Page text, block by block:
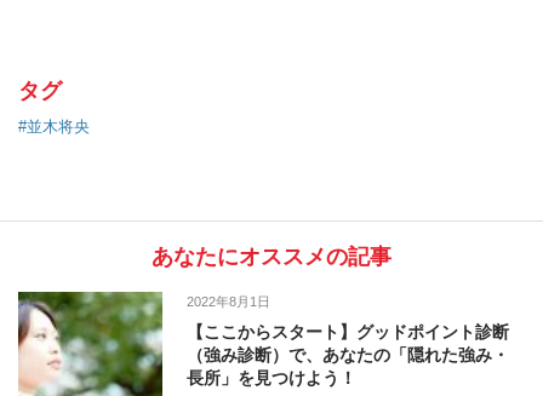
タグ
#並木将央
あなたにオススメの記事
2022年8月1日
【ここからスタート】グッドポイント診断
（強み診断）で、あなたの「隠れた強み・
長所」を見つけよう！